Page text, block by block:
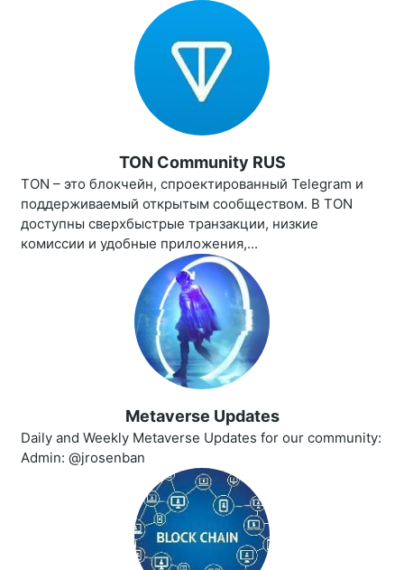
TON Community RUS
TON – это блокчейн, спроектированный Telegram и
поддерживаемый открытым сообществом. В TON
доступны сверхбыстрые транзакции, низкие
комиссии и удобные приложения,...
Metaverse Updates
Daily and Weekly Metaverse Updates for our community:
Admin: @jrosenban